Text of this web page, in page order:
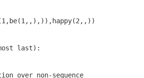
last):